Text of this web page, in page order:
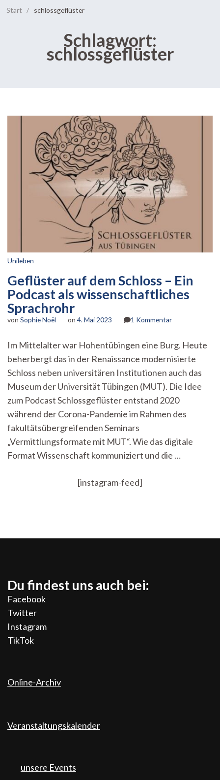
Start / schlossgeflüster
Schlagwort:
schlossgeflüster
Unileben
Geflüster auf dem Schloss – Ein
Podcast als wissenschaftliches
Sprachrohr
von Sophie Noël on 4. Mai 2023 1 Kommentarzu
dem
Schloss
Ein
Podcast
als
Sprachrohr
Im Mittelalter war Hohentübingen eine Burg. Heute
beherbergt das in der Renaissance modernisierte
Schloss neben universitären Institutionen auch das
Museum der Universität Tübingen (MUT). Die Idee
zum Podcast Schlossgeflüster entstand 2020
während der Corona-Pandemie im Rahmen des
fakultätsübergreifenden Seminars
„Vermittlungsformate mit MUT“. Wie das digitale
Format Wissenschaft kommuniziert und die …
[instagram-feed]
Du findest uns auch bei:
Facebook
Twitter
Instagram
TikTok
Online-Archiv
Veranstaltungskalender
unsere Events